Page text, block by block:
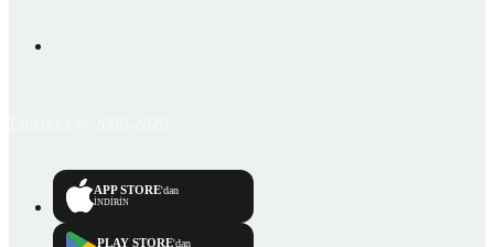
APP STORE'dan
İNDİRİN
PLAY STORE'dan